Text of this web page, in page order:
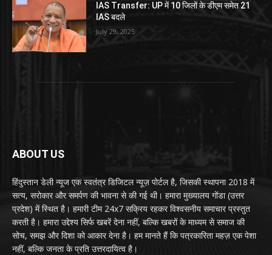
IAS Transfer: UP में 10 जिलों के डीएम समेत 21
IAS बदले
July 29, 2025
ABOUT US
हिंदुस्तान डेली न्यूज एक स्वतंत्र डिजिटल न्यूज़ पोर्टल है, जिसकी स्थापना 2018 में
सत्य, सरोकार और समर्पण की भावना से की गई थी। हमारा मुख्यालय गोंडा (उत्तर
प्रदेश) में स्थित है। हमारी टीम 24x7 सक्रिय रहकर विश्वसनीय समाचार प्रस्तुत
करती है। हमारा उद्देश्य सिर्फ खबरें देना नहीं, बल्कि खबरों के माध्यम से समाज की
सोच, समझ और दिशा को आकार देना है। हम मानते हैं कि पत्रकारिता महज़ एक पेशा
नहीं, बल्कि जनता के प्रति उत्तरदायित्व है।